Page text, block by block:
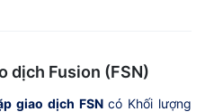
dịch Fusion (FSN)
giao dịch FSNcó Khối lượng